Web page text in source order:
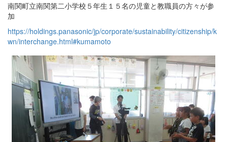
南関町立南関第二小学校５年生１５名の児童と教職員の方々が参
加
https://holdings.panasonic/jp/corporate/sustainability/citizenship/k
wn/interchange.html#kumamoto